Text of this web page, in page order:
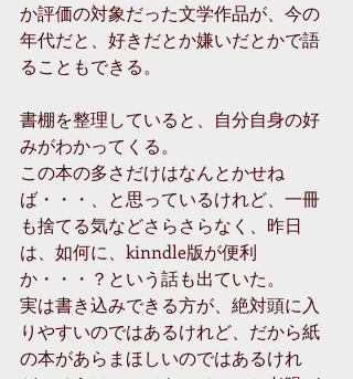
か評価の対象だった文学作品が、今の
年代だと、好きだとか嫌いだとかで語
ることもできる。
書棚を整理していると、自分自身の好
みがわかってくる。
この本の多さだけはなんとかせね
ば・・・、と思っているけれど、一冊
も捨てる気などさらさらなく、昨日
は、如何に、kinndle版が便利
か・・・？という話も出ていた。
実は書き込みできる方が、絶対頭に入
りやすいのではあるけれど、だから紙
の本があらまほしいのではあるけれ